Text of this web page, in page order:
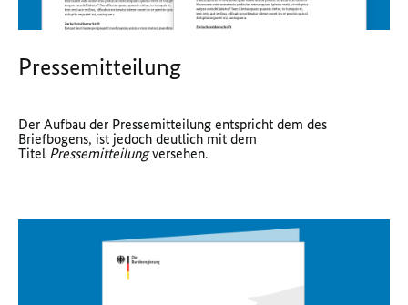
Pressemitteilung
Der Aufbau der Pressemitteilung entspricht dem des
Briefbogens, ist jedoch deutlich mit dem
Titel Pressemitteilungversehen.